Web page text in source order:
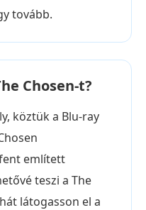
tovább.
Chosen-t?
köztük a Blu-ray
említett
teszi a The
látogasson el a